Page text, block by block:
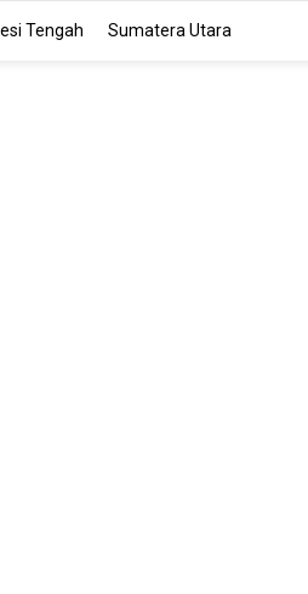
Tengah Sumatera Utara